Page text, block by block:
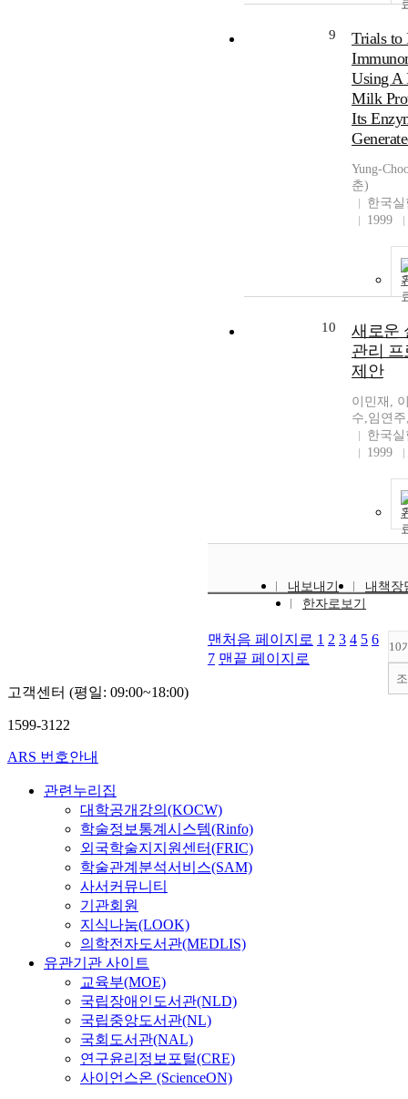
9
Trials to
Using A
Milk
Its
Yung-
춘)
한국
1999
10
새로운
관리
제안
이민재,
수,임연
한국
1999
내보내기
내책장
한자로보기
10
맨처음 페이지로 1 2 3 4 5 6
7 맨끝 페이지로
고객센터 (평일: 09:00~18:00)
1599-3122
ARS 번호안내
관련누리집
대학공개강의(KOCW)
학술정보통계시스템(Rinfo)
외국학술지지원센터(FRIC)
학술관계분석서비스(SAM)
사서커뮤니티
기관회원
지식나눔(LOOK)
의학전자도서관(MEDLIS)
유관기관 사이트
교육부(MOE)
국립장애인도서관(NLD)
국립중앙도서관(NL)
국회도서관(NAL)
연구윤리정보포털(CRE)
사이언스온 (ScienceON)